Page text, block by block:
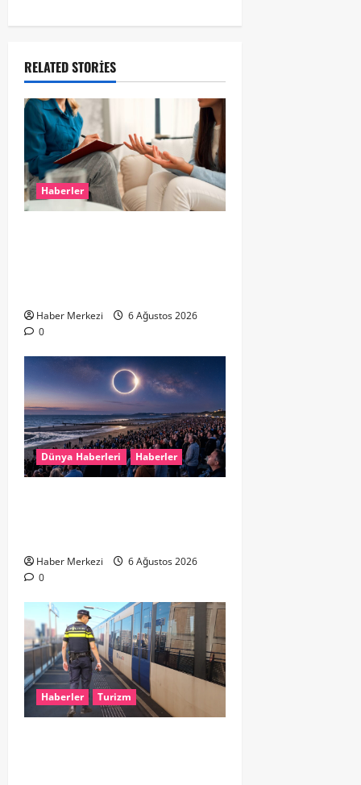
RELATED STORIES
Haberler
Haber Merkezi
6 Ağustos 2026
0
Dünya Haberleri Haberler
Haber Merkezi
6 Ağustos 2026
0
Haberler Turizm